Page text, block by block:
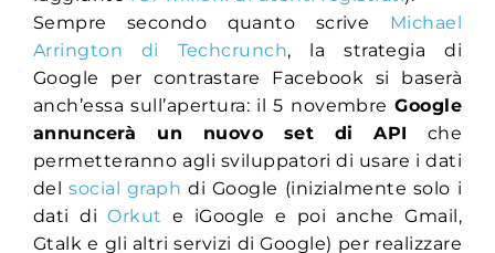
Sempre secondo quanto scrive Michael
Arrington di Techcrunch, la strategia di
Google per contrastare Facebook si baserà
anch’essa sull’apertura: il 5 novembreGoogle
annuncerà un nuovo set di API
che
permetteranno agli sviluppatori di usare i dati
del social graph di Google (inizialmente solo i
dati diOrkut e iGoogle e poi anche Gmail,
Gtalk e gli altri servizi di Google) per realizzare